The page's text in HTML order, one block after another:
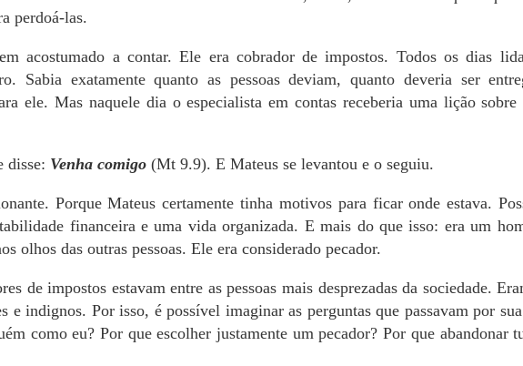
perdoá-las.
acostumado a contar. Ele era cobrador de impostos. Todos os dias
Sabia exatamente quanto as pessoas deviam, quanto deveria ser
ele. Mas naquele dia o especialista em contas receberia uma lição
disse: Venha comigo (Mt 9.9). E Mateus se levantou e o seguiu.
Porque Mateus certamente tinha motivos para ficar onde estava.
financeira e uma vida organizada. E mais do que isso: era um
olhos das outras pessoas. Ele era considerado pecador.
de impostos estavam entre as pessoas mais desprezadas da sociedade.
e indignos. Por isso, é possível imaginar as perguntas que passavam por
como eu? Por que escolher justamente um pecador? Por que abandonar